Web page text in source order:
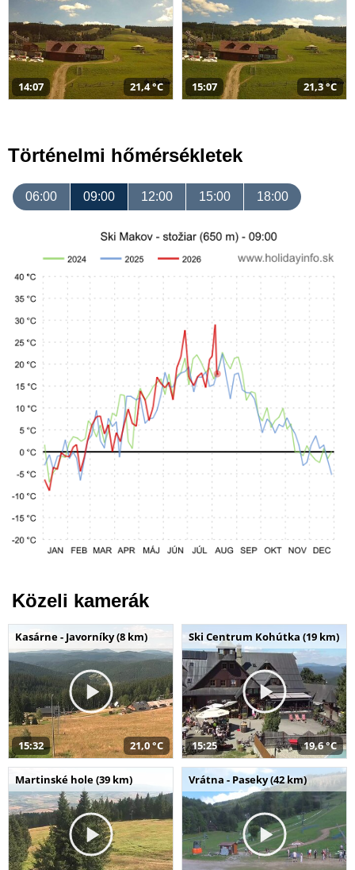
14:07 21,4 °C 15:07 21,3 °C
Történelmi hőmérsékletek
06:00 09:00 12:00 15:00 18:00
Közeli kamerák
Kasárne - Javorníky (8 km)
15:32 21,0 °C
Ski Centrum Kohútka (19 km)
15:25 19,6 °C
Martinské hole (39 km) Vrátna - Paseky (42 km)